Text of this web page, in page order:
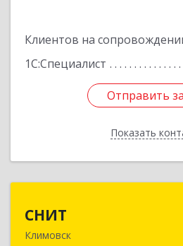
Клиентов на
1С:Специалист
Отправить
Показать
Отправить
Назад
СНИТ
Климовск
142180, Московская обл,